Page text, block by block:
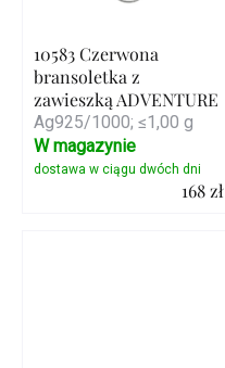
10583 Czerwona
bransoletka z
zawieszką ADVENTURE
Ag925/1000; ≤1,00 g
168 zł
W magazynie